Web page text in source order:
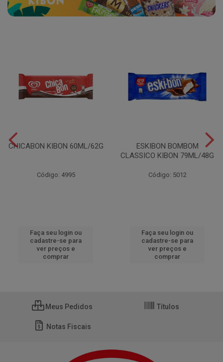
CHICABON KIBON 60ML/62G
Código: 4995
Faça seu login ou
cadastre-se para
ver preços e
comprar
ESKIBON BOMBOM
CLASSICO KIBON 79ML/48G
Código: 5012
Faça seu login ou
cadastre-se para
ver preços e
comprar
Meus Pedidos Títulos
Notas Fiscais